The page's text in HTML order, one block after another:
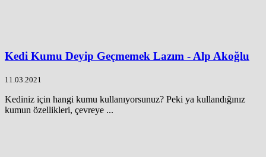
Kedi Kumu Deyip Geçmemek Lazım - Alp Akoğlu
11.03.2021
Kediniz için hangi kumu kullanıyorsunuz? Peki ya kullandığınız
kumun özellikleri, çevreye ...